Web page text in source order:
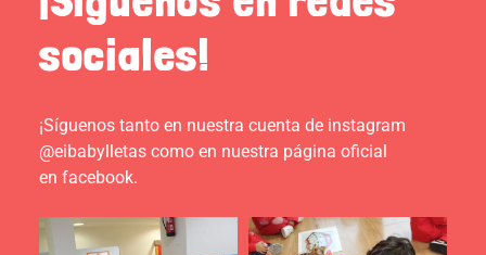
sociales!
¡Síguenos tanto en nuestra cuenta de instagram
@eibabylletas como en nuestra página oficial
en facebook.